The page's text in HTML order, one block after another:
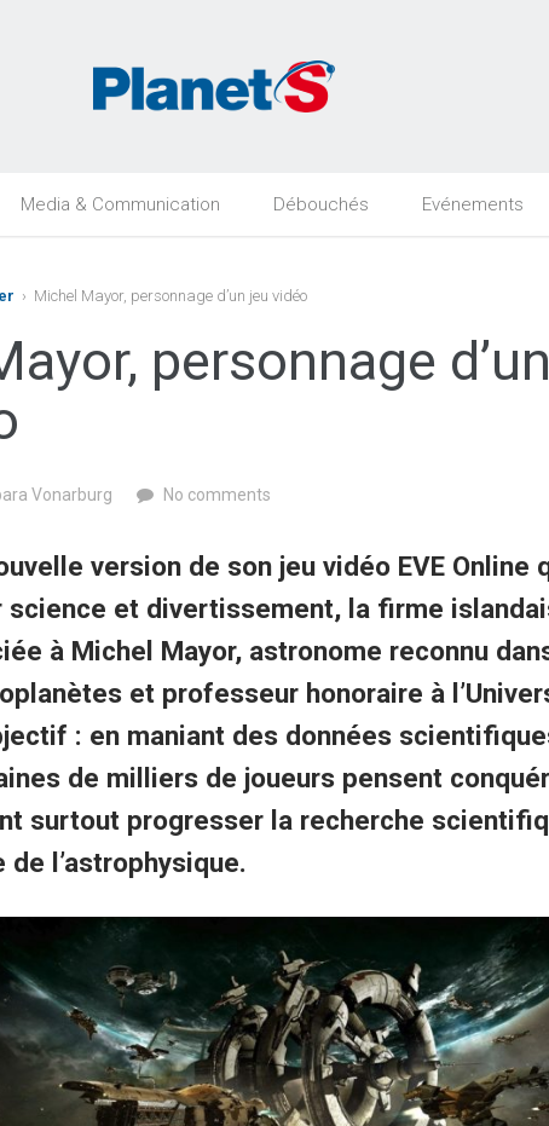
Media & Communication Débouchés Evénements
› Michel Mayor, personnage d’un jeu vidéo
personnage d’un
Vonarburg No comments
version de son jeu vidéo EVE Online
science et divertissement, la firme
à Michel Mayor, astronome reconnu
et professeur honoraire à
: en maniant des données
de milliers de joueurs pensent
surtout progresser la recherche
l’astrophysique.